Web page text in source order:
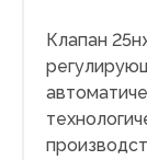
Клапан